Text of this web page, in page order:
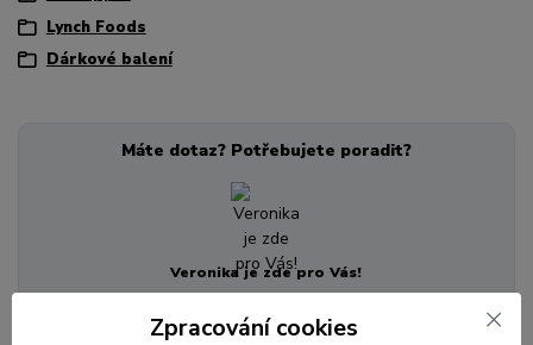
Lynch Foods
Dárkové balení
Máte dotaz? Potřebujete poradit?
Veronika je zde pro Vás!
(Po-Pá, 8-16 hod.)
Zpracování cookies